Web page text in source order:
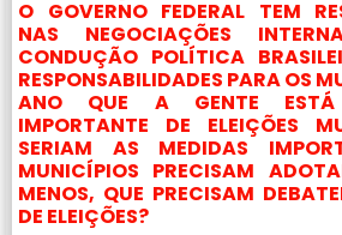
O GOVERNO FEDERAL TEM
NAS NEGOCIAÇÕES
CONDUÇÃO POLÍTICA
RESPONSABILIDADES PARA OS
ANO QUE A GENTE
IMPORTANTE DE ELEIÇÕES
SERIAM AS MEDIDAS
MUNICÍPIOS PRECISAM
MENOS, QUE PRECISAM
DE ELEIÇÕES?